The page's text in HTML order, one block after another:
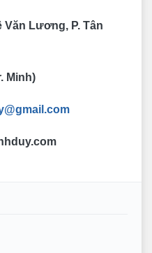
Lương, P. Tân
Minh)